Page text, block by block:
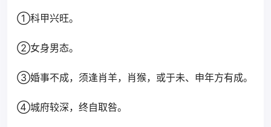
①科甲兴旺。
②女身男态。
③婚事不成，须逢肖羊，肖猴，或于未、申年方有成。
④城府较深，终自取咎。